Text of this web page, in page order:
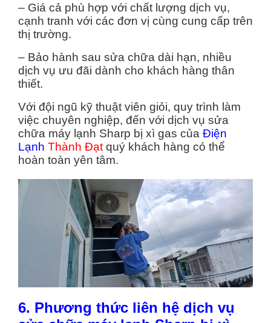
– Giá cả phù hợp với chất lượng dịch vụ,
cạnh tranh với các đơn vị cùng cung cấp trên
thị trường.
– Bảo hành sau sửa chữa dài hạn, nhiều
dịch vụ ưu đãi dành cho khách hàng thân
thiết.
Với đội ngũ kỹ thuật viên giỏi, quy trình làm
việc chuyên nghiệp, đến với dịch vụ sửa
chữa máy lạnh Sharp bị xì gas của Điện
Lạnh Thành Đạt quý khách hàng có thể
hoàn toàn yên tâm.
6. Phương thức liên hệ dịch vụ